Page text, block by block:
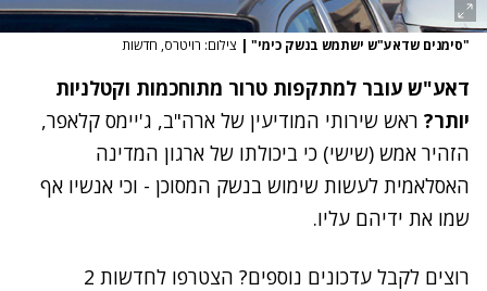
"סימנים שדאע"ש ישתמש בנשק כימי" | צילום: רויטרס, חדשות
דאע"ש עובר למתקפות טרור מתוחכמות וקטלניות
יותר? ראש שירותי המודיעין של ארה"ב, ג'יימס קלאפר,
הזהיר אמש (שישי) כי ביכולתו של ארגון המדינה
האסלאמית לעשות שימוש בנשק המסוכן - וכי אנשיו אף
שמו את ידיהם עליו.
רוצים לקבל עדכונים נוספים? הצטרפו לחדשות 2